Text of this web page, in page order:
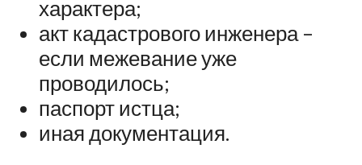
характера;
акт кадастрового инженера –
если межевание уже
проводилось;
паспорт истца;
иная документация.